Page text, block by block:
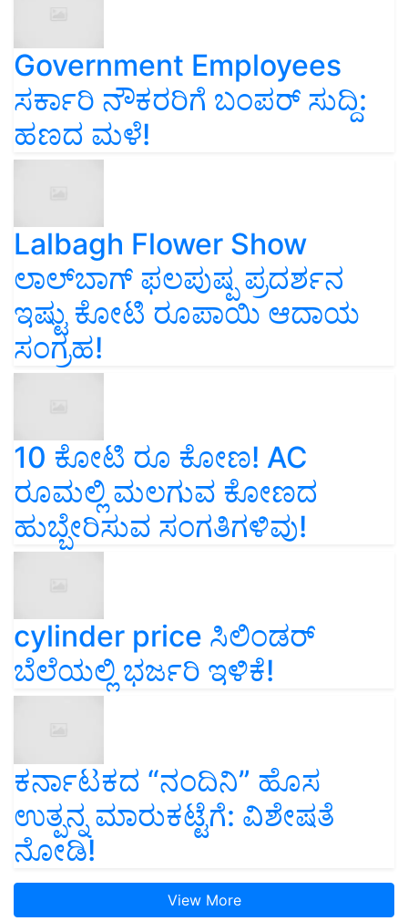
Government Employees
ಸರ್ಕಾರಿ ನೌಕರರಿಗೆ ಬಂಪರ್‌ ಸುದ್ದಿ:
ಹಣದ ಮಳೆ!
Lalbagh Flower Show
ಲಾಲ್‌ಬಾಗ್ ಫಲಪುಷ್ಪ ಪ್ರದರ್ಶನ
ಇಷ್ಟು ಕೋಟಿ ರೂಪಾಯಿ ಆದಾಯ
ಸಂಗ್ರಹ!
10 ಕೋಟಿ ರೂ ಕೋಣ! AC
ರೂಮಲ್ಲಿ ಮಲಗುವ ಕೋಣದ
ಹುಬ್ಬೇರಿಸುವ ಸಂಗತಿಗಳಿವು!
cylinder price ಸಿಲಿಂಡರ್‌
ಬೆಲೆಯಲ್ಲಿ ಭರ್ಜರಿ ಇಳಿಕೆ!
ಕರ್ನಾಟಕದ “ನಂದಿನಿ” ಹೊಸ
ಉತ್ಪನ್ನ ಮಾರುಕಟ್ಟೆಗೆ: ವಿಶೇಷತೆ
ನೋಡಿ!
View More